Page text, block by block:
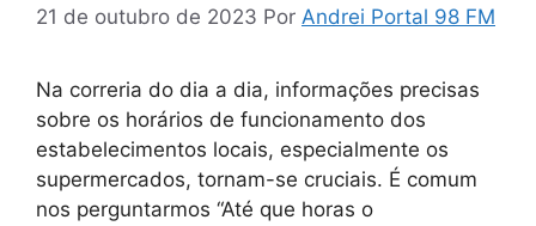
21 de outubro de 2023 Por Andrei Portal 98 FM
Na correria do dia a dia, informações precisas
sobre os horários de funcionamento dos
estabelecimentos locais, especialmente os
supermercados, tornam-se cruciais. É comum
nos perguntarmos “Até que horas o